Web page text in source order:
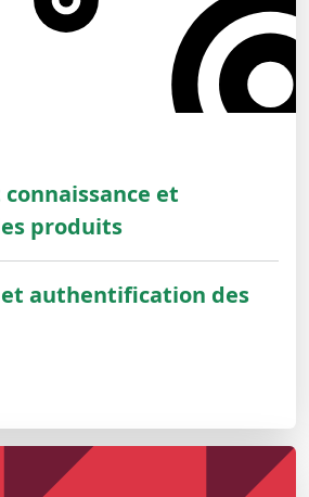
et
produits
authentification des